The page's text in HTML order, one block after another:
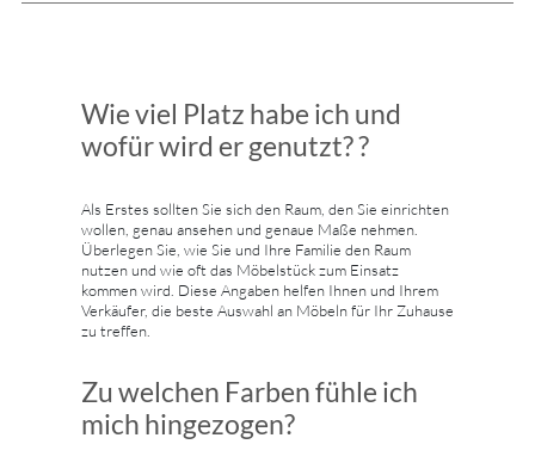
Wie viel Platz habe ich und
wofür wird er genutzt? ?
Als Erstes sollten Sie sich den Raum, den Sie einrichten
wollen, genau ansehen und genaue Maße nehmen.
Überlegen Sie, wie Sie und Ihre Familie den Raum
nutzen und wie oft das Möbelstück zum Einsatz
kommen wird. Diese Angaben helfen Ihnen und Ihrem
Verkäufer, die beste Auswahl an Möbeln für Ihr Zuhause
zu treffen.
Zu welchen Farben fühle ich
mich hingezogen?